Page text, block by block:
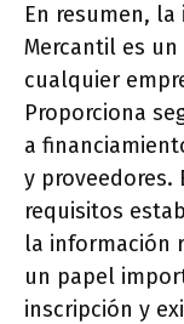
En resumen,
Mercantil es
cualquier
Proporciona
a
y proveedores.
requisitos
la información
un papel
inscripción y